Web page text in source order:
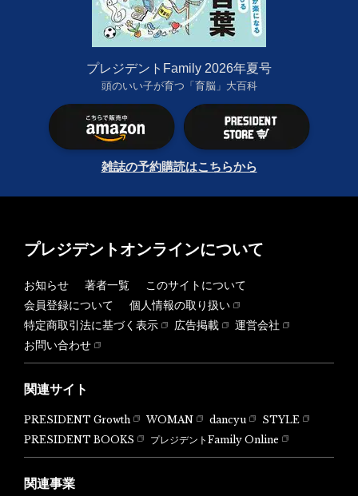
プレジデントFamily 2026年夏号
頭のいい子が育つ「育脳」大百科
雑誌の予約購読はこちらから
プレジデントオンラインについて
お知らせ 著者一覧
このサイトについて
会員登録について
個人情報の取り扱い
特定商取引法に基づく表示
広告掲載
運営会社
お問い合わせ
関連サイト
PRESIDENT Growth WOMAN dancyu
STYLE
PRESIDENT BOOKS
プレジデントFamily Online
関連事業